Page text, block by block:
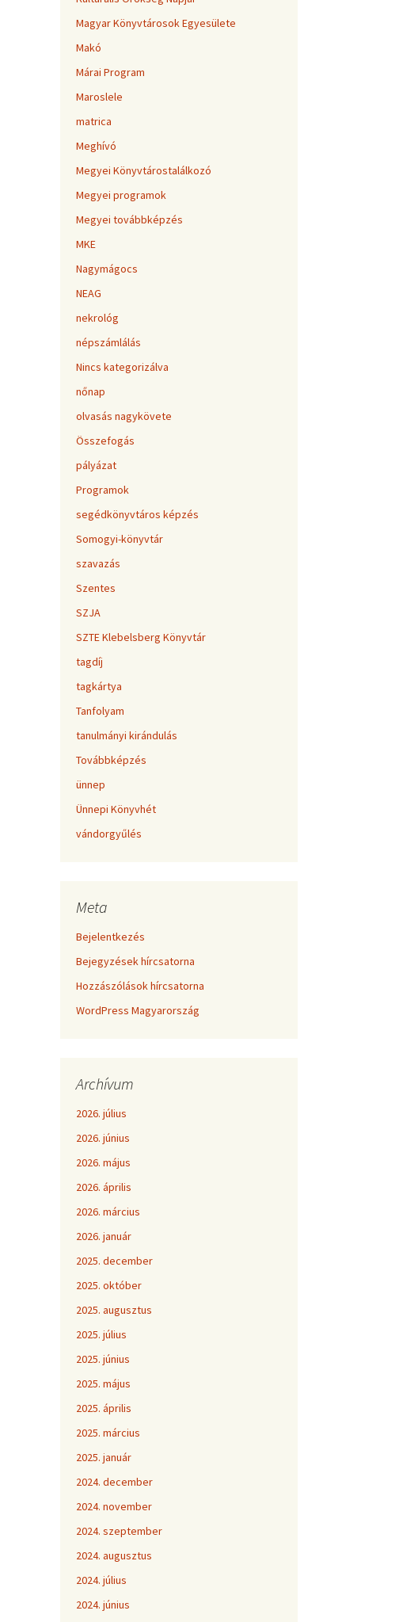
Magyar Könyvtárosok Egyesülete
Makó
Márai Program
Maroslele
matrica
Meghívó
Megyei Könyvtárostalálkozó
Megyei programok
Megyei továbbképzés
MKE
Nagymágocs
NEAG
nekrológ
népszámlálás
Nincs kategorizálva
nőnap
olvasás nagykövete
Összefogás
pályázat
Programok
segédkönyvtáros képzés
Somogyi-könyvtár
szavazás
Szentes
SZJA
SZTE Klebelsberg Könyvtár
tagdíj
tagkártya
Tanfolyam
tanulmányi kirándulás
Továbbképzés
ünnep
Ünnepi Könyvhét
vándorgyűlés
Meta
Bejelentkezés
Bejegyzések hírcsatorna
Hozzászólások hírcsatorna
WordPress Magyarország
Archívum
2026. július
2026. június
2026. május
2026. április
2026. március
2026. január
2025. december
2025. október
2025. augusztus
2025. július
2025. június
2025. május
2025. április
2025. március
2025. január
2024. december
2024. november
2024. szeptember
2024. augusztus
2024. július
2024. június